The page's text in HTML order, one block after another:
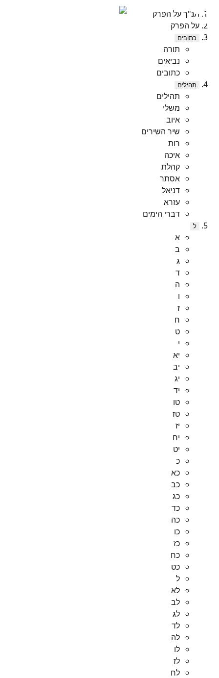
תנ"ך על הפרק
על הפרק
כתובים
תורה
נביאים
כתובים
תהילים
תהילים
משלי
איוב
שיר השירים
רות
איכה
קהלת
אסתר
דניאל
עזרא
דברי הימים
ל
א
ב
ג
ד
ה
ו
ז
ח
ט
י
יא
יב
יג
יד
טו
טז
יז
יח
יט
כ
כא
כב
כג
כד
כה
כו
כז
כח
כט
ל
לא
לב
לג
לד
לה
לו
לז
לח